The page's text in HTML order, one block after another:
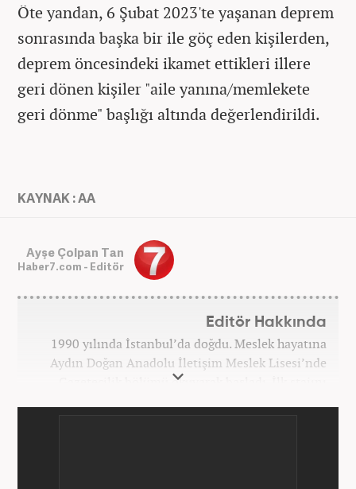
Öte yandan, 6 Şubat 2023'te yaşanan deprem
sonrasında başka bir ile göç eden kişilerden,
deprem öncesindeki ikamet ettikleri illere
geri dönen kişiler "aile yanına/memlekete
geri dönme" başlığı altında değerlendirildi.
KAYNAK : AA
Ayşe Çolpan Tan
Haber7.com - Editör
Editör Hakkında
1990 yılında İstanbul’da doğdu. Meslek hayatına
Aydın Doğan Anadolu İletişim Meslek Lisesi’nde
Gazetecilik bölümü okuyarak başladı. İlk stajını